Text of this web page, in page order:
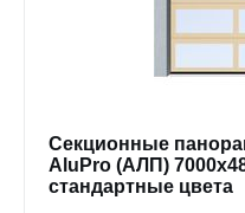
Секционные
AluPro (АЛП)
стандартные цвета